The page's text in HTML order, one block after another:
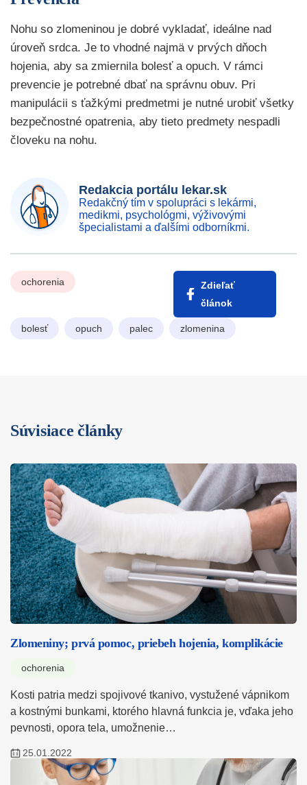
Nohu so zlomeninou je dobré vykladať, ideálne nad
úroveň srdca. Je to vhodné najmä v prvých dňoch
hojenia, aby sa zmiernila bolesť a opuch. V rámci
prevencie je potrebné dbať na správnu obuv. Pri
manipulácii s ťažkými predmetmi je nutné urobiť všetky
bezpečnostné opatrenia, aby tieto predmety nespadli
človeku na nohu.
Redakcia portálu lekar.sk
Redakčný tím v spolupráci s lekármi,
medikmi, psychológmi, výživovými
špecialistami a ďalšími odborníkmi.
ochorenia
Zdieľať
článok
bolesť opuch palec zlomenina
Súvisiace články
Zlomeniny; prvá pomoc, priebeh hojenia, komplikácie
ochorenia
Kosti patria medzi spojivové tkanivo, vystužené vápnikom
a kostnými bunkami, ktorého hlavná funkcia je, vďaka jeho
pevnosti, opora tela, umožnenie…
25.01.2022